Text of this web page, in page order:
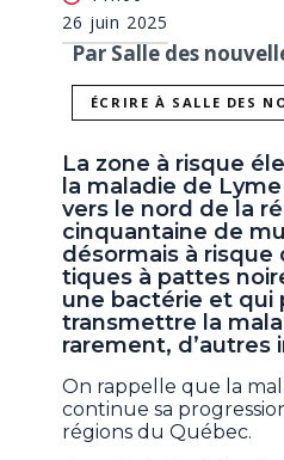
26 juin 2025
Par Salle des
ÉCRIRE À SALLE DES
La zone à risque
la maladie de
vers le nord de la
cinquantaine de
désormais à risque
tiques à pattes
une bactérie et qui
transmettre la
rarement, d’autres
On rappelle que la
continue sa
régions du Québec.